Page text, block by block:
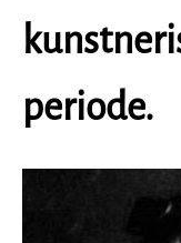
periode.